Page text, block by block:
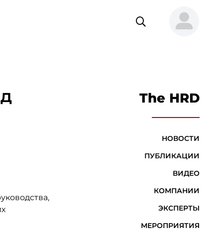
The HRD
НОВОСТИ
ПУБЛИКАЦИИ
ВИДЕО
КОМПАНИИ
ЭКСПЕРТЫ
МЕРОПРИЯТИЯ